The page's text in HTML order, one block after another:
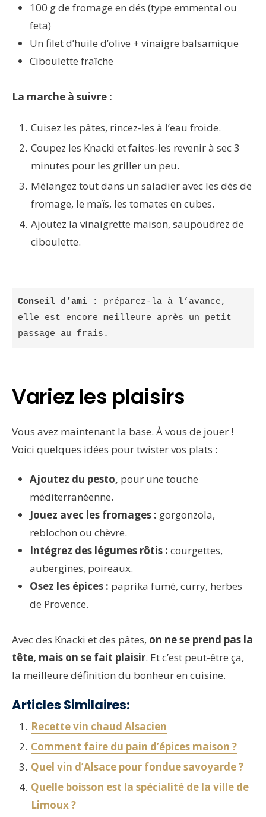
100 g de fromage en dés (type emmental ou
feta)
Un filet d’huile d’olive + vinaigre balsamique
Ciboulette fraîche
La marche à suivre :
Cuisez les pâtes, rincez-les à l’eau froide.
Coupez les Knacki et faites-les revenir à sec 3
minutes pour les griller un peu.
Mélangez tout dans un saladier avec les dés de
fromage, le maïs, les tomates en cubes.
Ajoutez la vinaigrette maison, saupoudrez de
ciboulette.
Conseil d’ami :
préparez-la à l’avance,
elle est encore meilleure après un petit
passage au frais.
Variez les plaisirs
Vous avez maintenant la base. À vous de jouer !
Voici quelques idées pour twister vos plats :
Ajoutez du pesto, pour une touche
méditerranéenne.
Jouez avec les fromages : gorgonzola,
reblochon ou chèvre.
Intégrez des légumes rôtis : courgettes,
aubergines, poireaux.
Osez les épices : paprika fumé, curry, herbes
de Provence.
Avec des Knacki et des pâtes, on ne se prend pas la
tête, mais on se fait plaisir. Et c’est peut-être ça,
la meilleure définition du bonheur en cuisine.
Articles Similaires:
Recette vin chaud Alsacien
Comment faire du pain d’épices maison ?
Quel vin d’Alsace pour fondue savoyarde ?
Quelle boisson est la spécialité de la ville de
Limoux ?